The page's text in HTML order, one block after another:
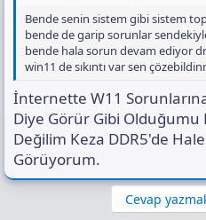
Ben sorunu aylardır çözemedim
bilgisayar konfigürasyonumu
bildiğiniz iyi bir pc servisi
varsa ek olarak onu da
Ekran Kartı:MSI RTX4080
İşlemci: Intel Core i7 13700K
Ram:GSkill Tridentz 6000 MHZ
MSI Z790 Carbon Wifi
Bende senin sistem gibi sistem
bende de garip sorunlar
bende hala sorun devam ediyor
win11 de sıkıntı var sen
İnternette W11
Diye Görür Gibi Olduğumu
Değilim Keza DDR5'de Halen
Görüyorum.
Cevap